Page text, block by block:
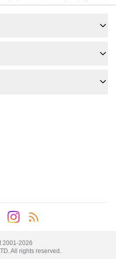
2001-2026
All rights reserved.